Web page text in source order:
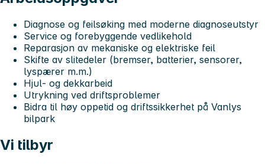
Diagnose og feilsøking med moderne diagnoseutstyr
Service og forebyggende vedlikehold
Reparasjon av mekaniske og elektriske feil
Skifte av slitedeler (bremser, batterier, sensorer,
lyspærer m.m.)
Hjul- og dekkarbeid
Utrykning ved driftsproblemer
Bidra til høy oppetid og driftssikkerhet på Vanlys
bilpark
Vi tilbyr